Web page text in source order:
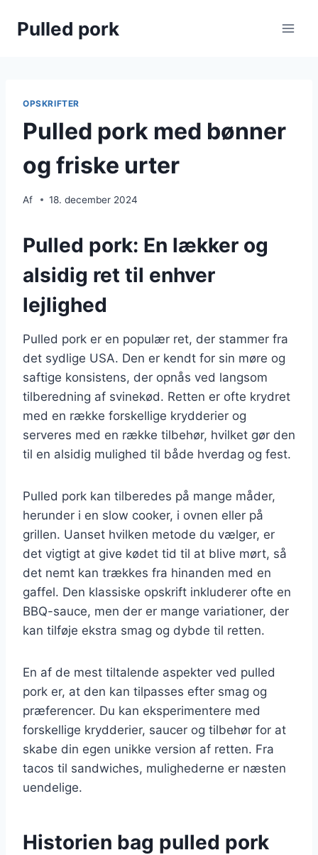
Pulled pork
OPSKRIFTER
Pulled pork med bønner
og friske urter
Af 18. december 2024
Pulled pork: En lækker og
alsidig ret til enhver
lejlighed
Pulled pork er en populær ret, der stammer fra
det sydlige USA. Den er kendt for sin møre og
saftige konsistens, der opnås ved langsom
tilberedning af svinekød. Retten er ofte krydret
med en række forskellige krydderier og
serveres med en række tilbehør, hvilket gør den
til en alsidig mulighed til både hverdag og fest.
Pulled pork kan tilberedes på mange måder,
herunder i en slow cooker, i ovnen eller på
grillen. Uanset hvilken metode du vælger, er
det vigtigt at give kødet tid til at blive mørt, så
det nemt kan trækkes fra hinanden med en
gaffel. Den klassiske opskrift inkluderer ofte en
BBQ-sauce, men der er mange variationer, der
kan tilføje ekstra smag og dybde til retten.
En af de mest tiltalende aspekter ved pulled
pork er, at den kan tilpasses efter smag og
præferencer. Du kan eksperimentere med
forskellige krydderier, saucer og tilbehør for at
skabe din egen unikke version af retten. Fra
tacos til sandwiches, mulighederne er næsten
uendelige.
Historien bag pulled pork